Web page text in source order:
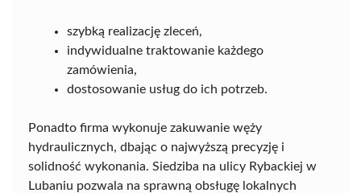
szybką realizację zleceń,
indywidualne traktowanie każdego
zamówienia,
dostosowanie usług do ich potrzeb.
Ponadto firma wykonuje zakuwanie węży
hydraulicznych, dbając o najwyższą precyzję i
solidność wykonania. Siedziba na ulicy Rybackiej w
Lubaniu pozwala na sprawną obsługę lokalnych